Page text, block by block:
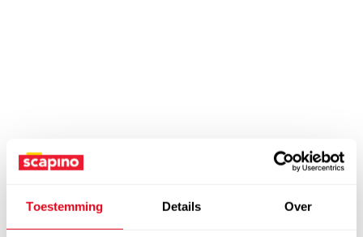
Toestemming Details Over